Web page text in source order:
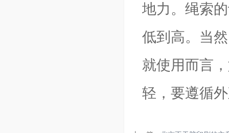
地力。绳索
低到高。当
就使用而言
轻，要遵循